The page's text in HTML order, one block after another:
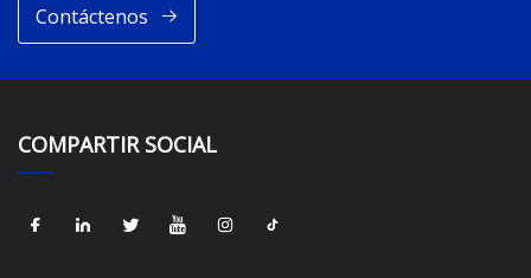
Contáctenos
COMPARTIR SOCIAL